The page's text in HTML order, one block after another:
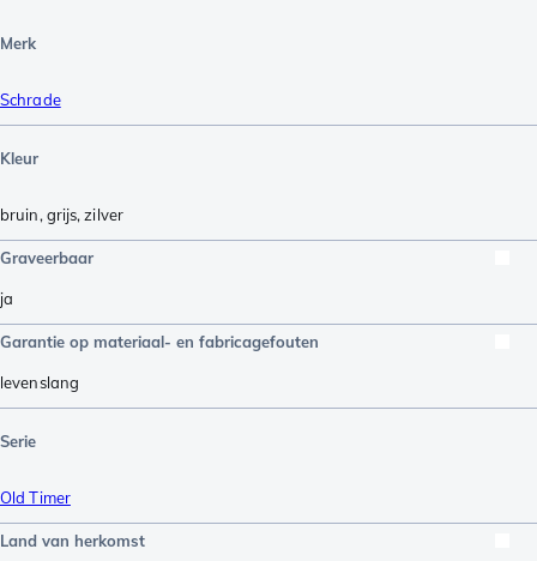
Merk
Schrade
Kleur
bruin, grijs,zilver
Graveerbaar
ja
Garantie op materiaal- en fabricagefouten
levenslang
Serie
Old Timer
Land van herkomst